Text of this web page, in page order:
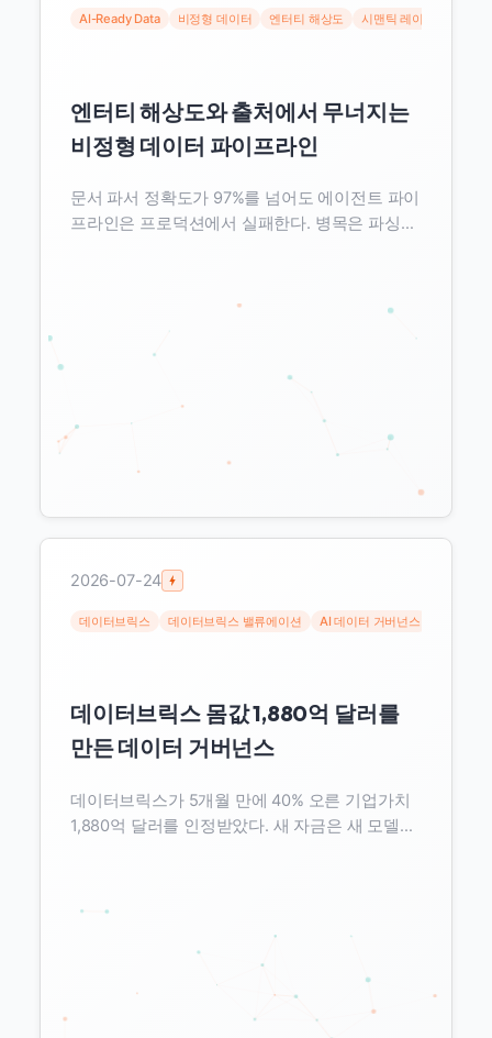
AI-Ready Data 비정형 데이터 엔터티 해상도 시맨틱 레이어
엔터티 해상도와 출처에서 무너지는
비정형 데이터 파이프라인
문서 파서 정확도가 97%를 넘어도 에이전트 파이
프라인은 프로덕션에서 실패한다. 병목은 파싱이
어디서 깨지는지 벤치마크로 해부한다.
2026-07-24
데이터브릭스 데이터브릭스 밸류에이션 AI 데이터 거버넌스
데이터브릭스 몸값 1,880억 달러를
만든 데이터 거버넌스
데이터브릭스가 5개월 만에 40% 오른 기업가치
1,880억 달러를 인정받았다. 새 자금은 새 모델이